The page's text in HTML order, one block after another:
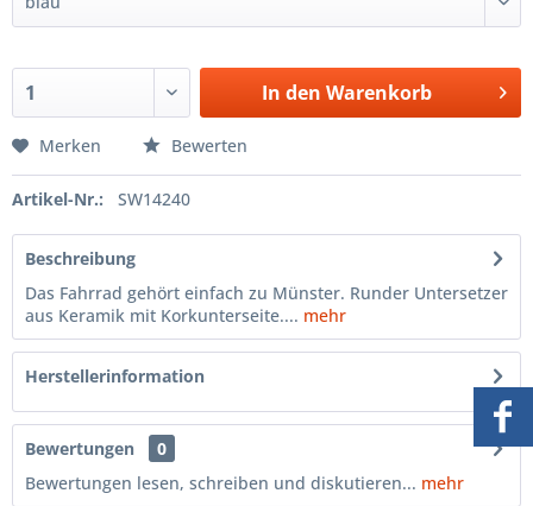
In den Warenkorb
Merken Bewerten
Artikel-Nr.: SW14240
Beschreibung
Das Fahrrad gehört einfach zu Münster. Runder Untersetzer
aus Keramik mit Korkunterseite.... mehr
Herstellerinformation
Bewertungen
0
Bewertungen lesen, schreiben und diskutieren... mehr